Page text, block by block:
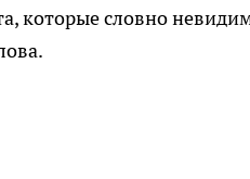
которые словно